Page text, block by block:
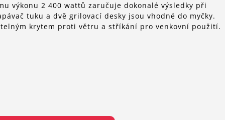
výkonu 2 400 wattů zaručuje dokonalé výsledky při
tuku a dvě grilovací desky jsou vhodné do myčky.
krytem proti větru a stříkání pro venkovní použití.